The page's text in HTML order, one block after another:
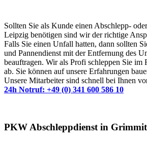
Sollten Sie als Kunde einen Abschlepp-
Leipzig benötigen sind wir der richtige
Falls Sie einen Unfall hatten, dann sollten
und Pannendienst mit der Entfernung des
beauftragen. Wir als Profi schleppen Sie im
ab. Sie können auf unsere Erfahrungen
Unsere Mitarbeiter sind schnell bei Ihnen
24h Notruf: +49 (0) 341 600 586 10
PKW Abschleppdienst in